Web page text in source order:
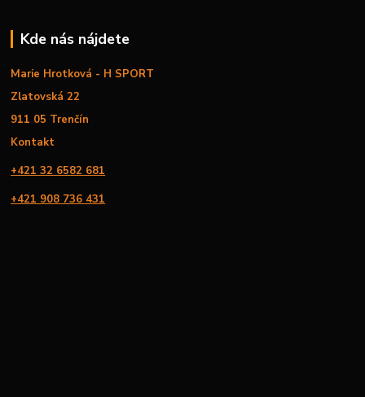
Kde nás nájdete
Marie Hrotková - H SPORT
Zlatovská 22
911 05 Trenčín
Kontakt
+421 32 6582 681
+421 908 736 431